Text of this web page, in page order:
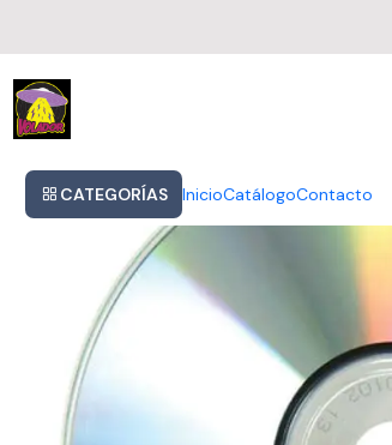
CATEGORÍAS InicioCatálogoContacto